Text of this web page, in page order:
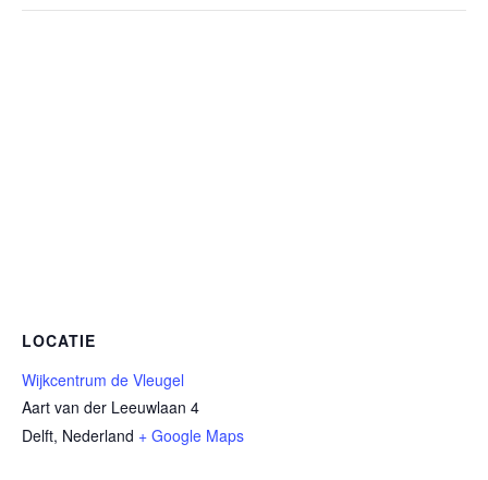
LOCATIE
Wijkcentrum de Vleugel
Aart van der Leeuwlaan 4
Delft, Nederland + Google Maps